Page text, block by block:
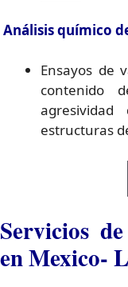
Análisis químico
Ensayos de
contenido
estructuras
Servicios
en Mexico-